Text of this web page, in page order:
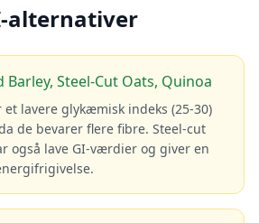
alternativer
Barley, Steel-Cut Oats, Quinoa
lavere glykæmisk indeks (25-30)
de bevarer flere fibre. Steel-cut
også lave GI-værdier og giver en